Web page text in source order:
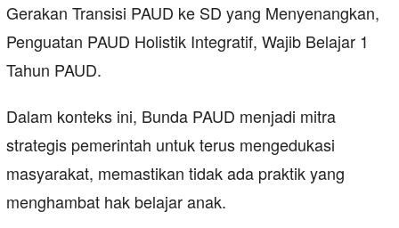
Gerakan Transisi PAUD ke SD yang Menyenangkan,
Penguatan PAUD Holistik Integratif, Wajib Belajar 1
Tahun PAUD.
Dalam konteks ini, Bunda PAUD menjadi mitra
strategis pemerintah untuk terus mengedukasi
masyarakat, memastikan tidak ada praktik yang
menghambat hak belajar anak.